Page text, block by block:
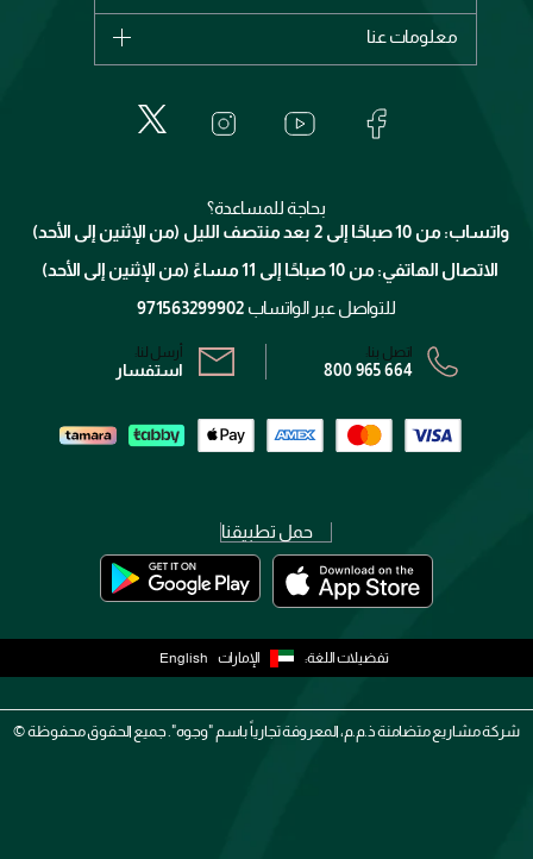
اشترِ بطاقة هدية
بربري
إيف سان لوران
الإرجاع
معلومات عنا
خدمات المعارض
برنامج الولاء ميوز
الشروط و الأحكام
سياسة الخصوصية
بحاجة للمساعدة؟
واتساب: من 10 صباحًا إلى 2 بعد منتصف الليل (من الإثنين إلى الأحد)
الاتصال الهاتفي: من 10 صباحًا إلى 11 مساءً (من الإثنين إلى الأحد)
للتواصل عبر الواتساب 971563299902
اتصل بنا:
800 965 664
أرسل لنا:
استفسار
حمل تطبيقنا
تفضيلات اللغة: الإمارات English
شركة مشاريع متضامنة ذ.م.م، المعروفة تجارياً باسم "وجوه". جميع الحقوق محفوظة ©